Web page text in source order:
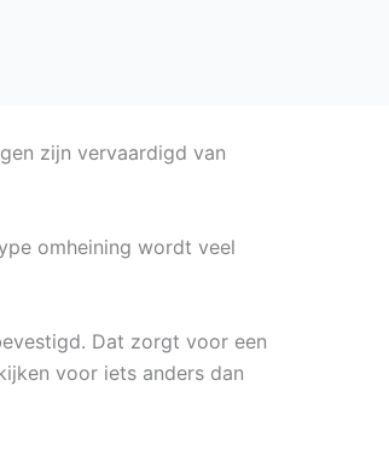
zijn vervaardigd van
omheining wordt veel
Dat zorgt voor een
voor iets anders dan